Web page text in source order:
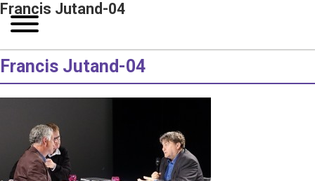
Francis Jutand-04
Francis Jutand-04